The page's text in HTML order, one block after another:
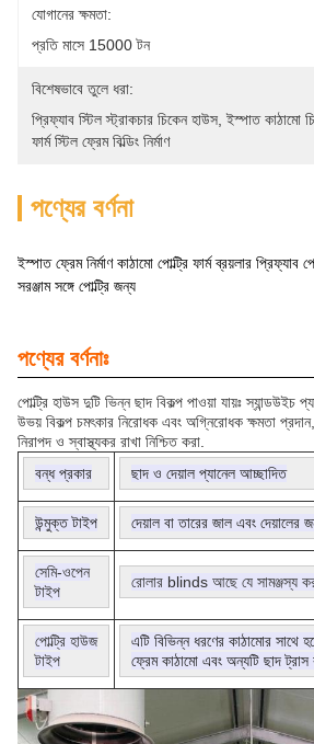
যোগানের ক্ষমতা:
প্রতি মাসে 15000 টন
বিশেষভাবে তুলে ধরা:
প্রিফ্যাব স্টিল স্ট্রাকচার চিকেন হাউস , ইস্পাত কাঠামো
ফার্ম স্টিল ফ্রেম বিল্ডিং নির্মাণ
পণ্যের বর্ণনা
ইস্পাত ফ্রেম নির্মাণ কাঠামো পোল্ট্রি ফার্ম ব্রয়লার প্রিফ্যাব
সরঞ্জাম সঙ্গে পোল্ট্রি জন্য
পণ্যের বর্ণনাঃ
পোল্ট্রি হাউস দুটি ভিন্ন ছাদ বিকল্প পাওয়া যায়ঃ
উভয় বিকল্প চমৎকার নিরোধক এবং অগ্নিরোধক ক্ষমতা
নিরাপদ ও স্বাস্থ্যকর রাখা নিশ্চিত করা.
বন্ধ প্রকার
ছাদ ও দেয়াল প্যানেল আচ্ছাদিত
উন্মুক্ত টাইপ দেয়াল বা তারের জাল এবং দেয়ালের
সেমি-ওপেন
টাইপ
রোলার blinds আছে যে সামঞ্জস্য
পোল্ট্রি হাউজ
টাইপ
এটি বিভিন্ন ধরণের কাঠামোর সাথে
ফ্রেম কাঠামো এবং অন্যটি ছাদ ট্রাস